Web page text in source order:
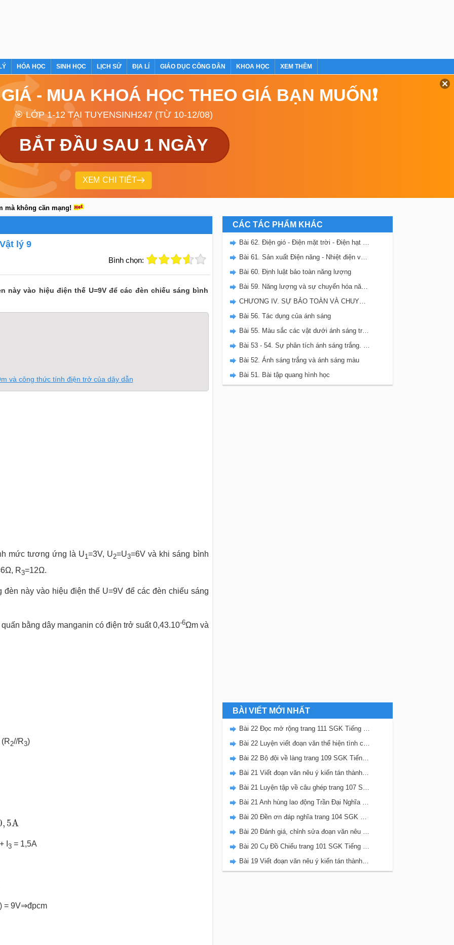
HÓA HỌC SINH HỌC LỊCH SỬ ĐỊA LÍ GIÁO DỤC CÔNG DÂN KHOA HỌC XEM THÊM
- MUA KHOÁ HỌC THEO GIÁ BẠN MUỐN❗
🎯 LỚP 1-12 TẠI TUYENSINH247 (TỪ 10-12/08)
BẮT ĐẦU SAU 1 NGÀY
XEM CHI TIẾT
mà không cần mạng!
lý 9
Bình chọn:
này vào hiệu điện thế U=9V để các đèn chiếu sáng bình
và công thức tính điện trở của dây dẫn
mức tương ứng là U1=3V, U2=U3=6V và khi sáng bình
R3=12Ω.
này vào hiệu điện thế U=9V để các đèn chiếu sáng
bằng dây manganin có điện trở suất 0,43.10-6Ωm và
(R2//R3)
, 5A
I 3= 1,5A
= 9V⇒đpcm
CÁC TÁC PHẨM KHÁC
Bài 62. Điện gió - Điện mặt trời - Điện hạt nhân
Bài 61. Sản xuất Điện năng - Nhiệt điện và Thủy điện
Bài 60. Định luật bảo toàn năng lượng
Bài 59. Năng lượng và sự chuyển hóa năng lượng
CHƯƠNG IV. SỰ BẢO TOÀN VÀ CHUYỂN HÓA NĂNG LƯỢNG
Bài 56. Tác dụng của ánh sáng
Bài 55. Màu sắc các vật dưới ánh sáng trắng và dưới ánh sáng màu
Bài 53 - 54. Sự phân tích ánh sáng trắng. Sự trộn các ánh sáng màu
Bài 52. Ánh sáng trắng và ánh sáng màu
Bài 51. Bài tập quang hình học
BÀI VIẾT MỚI NHẤT
Bài 22 Đọc mở rộng trang 111 SGK Tiếng Việt 5 Kết nối tri thức tập 2
Bài 22 Luyện viết đoạn văn thể hiện tình cảm, cảm xúc về một sự việc trang 111 SGK Tiếng Việt 5 Kết nối tri thức tập 2
Bài 22 Bộ đội về làng trang 109 SGK Tiếng Việt 5 Kết nối tri thức tập 2
Bài 21 Viết đoạn văn nêu ý kiến tán thành một sự việc, hiện tượng (Bài viết số 2) trang 108 SGK Tiếng Việt 5 Kết nối tri thức tập 2
Bài 21 Luyện tập về câu ghép trang 107 SGK Tiếng Việt 5 Kết nối tri thức tập 2
Bài 21 Anh hùng lao động Trần Đại Nghĩa trang 106 SGK Tiếng Việt 5 Kết nối tri thức tập 2
Bài 20 Đền ơn đáp nghĩa trang 104 SGK Tiếng Việt 5 Kết nối tri thức tập 2
Bài 20 Đánh giá, chỉnh sửa đoạn văn nêu ý kiến tán thành một sự vật, hiện tượng trang 103 SGK Tiếng Việt 5 Kết nối tri thức tập 2
Bài 20 Cụ Đồ Chiểu trang 101 SGK Tiếng Việt 5 Kết nối tri thức tập 2
Bài 19 Viết đoạn văn nêu ý kiến tán thành một sự việc, hiện tượng (Bài viết số 1) trang 100 SGK Tiếng Việt 5 Kết nối tri thức tập 2